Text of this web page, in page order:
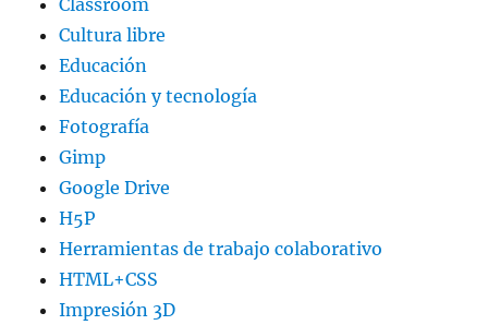
Classroom
Cultura libre
Educación
Educación y tecnología
Fotografía
Gimp
Google Drive
H5P
Herramientas de trabajo colaborativo
HTML+CSS
Impresión 3D